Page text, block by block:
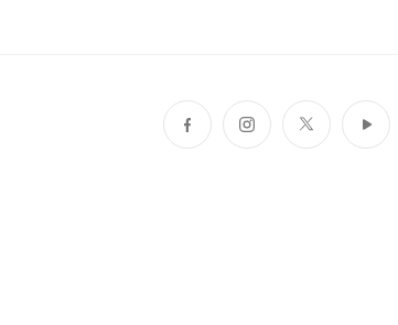
페
이
인
스
트
위
유
튜